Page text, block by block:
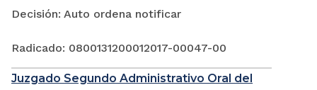
Decisión: Auto ordena notificar
Radicado: 0800131200012017-00047-00
Juzgado Segundo Administrativo Oral del